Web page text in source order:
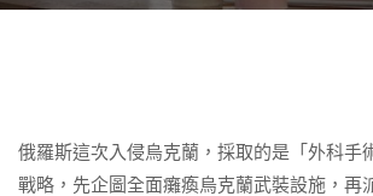
俄羅斯這次入侵烏克蘭，採取的是「外科手
戰略，先企圖全面癱瘓烏克蘭武裝設施，再